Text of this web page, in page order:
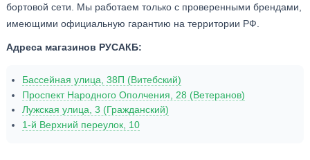
бортовой сети. Мы работаем только с проверенными брендами,
имеющими официальную гарантию на территории РФ.
Адреса магазинов РУСАКБ:
Бассейная улица, 38П (Витебский)
Проспект Народного Ополчения, 28 (Ветеранов)
Лужская улица, 3 (Гражданский)
1-й Верхний переулок, 10